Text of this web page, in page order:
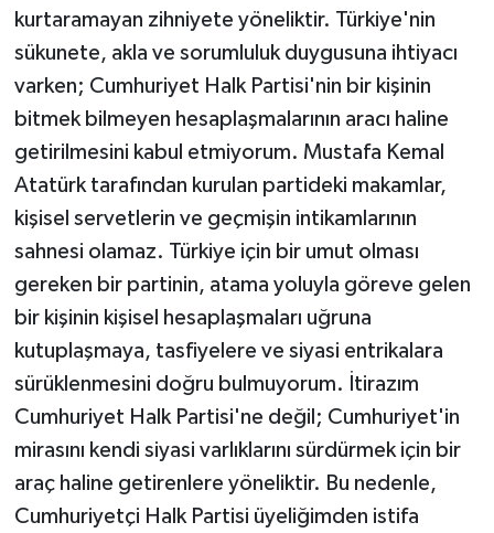
kurtaramayan zihniyete yöneliktir. Türkiye'nin
sükunete, akla ve sorumluluk duygusuna ihtiyacı
varken; Cumhuriyet Halk Partisi'nin bir kişinin
bitmek bilmeyen hesaplaşmalarının aracı haline
getirilmesini kabul etmiyorum. Mustafa Kemal
Atatürk tarafından kurulan partideki makamlar,
kişisel servetlerin ve geçmişin intikamlarının
sahnesi olamaz. Türkiye için bir umut olması
gereken bir partinin, atama yoluyla göreve gelen
bir kişinin kişisel hesaplaşmaları uğruna
kutuplaşmaya, tasfiyelere ve siyasi entrikalara
sürüklenmesini doğru bulmuyorum. İtirazım
Cumhuriyet Halk Partisi'ne değil; Cumhuriyet'in
mirasını kendi siyasi varlıklarını sürdürmek için bir
araç haline getirenlere yöneliktir. Bu nedenle,
Cumhuriyetçi Halk Partisi üyeliğimden istifa